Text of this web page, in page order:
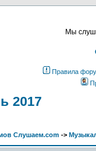
Мы
Правила
2017
Слушаем.com ->